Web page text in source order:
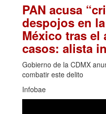
PAN acusa
despojos en
México tras el
casos: alista
Gobierno de la CDMX
combatir este delito
Infobae